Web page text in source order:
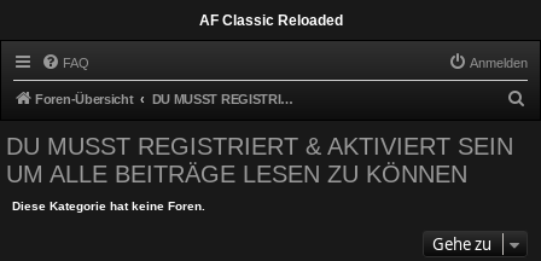
AF Classic Reloaded
FAQ Anmelden
Foren-Übersicht DU MUSST REGISTRIERT & AKTIVIERT SEIN UM ALLE BEITRÄGE LESEN ZU KÖNNEN
DU MUSST REGISTRIERT & AKTIVIERT SEIN
UM ALLE BEITRÄGE LESEN ZU KÖNNEN
Diese Kategorie hat keine Foren.
Gehe zu